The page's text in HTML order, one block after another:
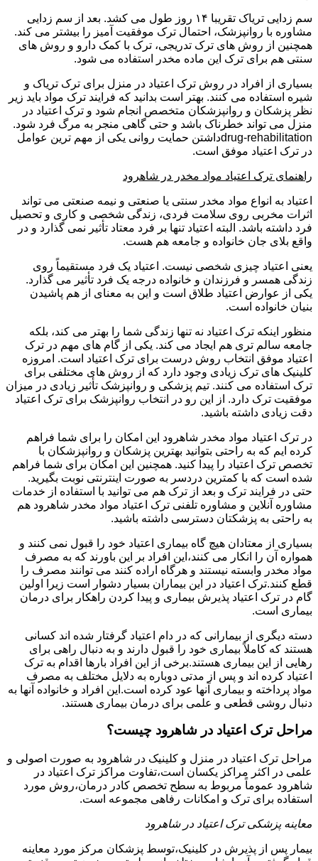
سم زدایی تریاک تقریبا ۱۴ روز طول می کشد. بعد از سم زدایی
مشاوره با روانپزشک، احتمال ترک موفقیت آمیز را بیشتر می کند.
همچنین از روش های ترک تدریجی، ترک با کمک دارو و روش های
سنتی هم برای ترک این ماده مخدر استفاده می شود.
بسیاری از افراد در روش ترک اعتیاد در منزل برای ترک تریاک و
شیره استفاده می کنند. بهتر است بدانید که فرایند ترک مواد باید زیر
نظر پزشکان و روانپزشکان متخصص انجام شود و ترک اعتیاد در
منزل می تواند خطرناک باشد و حتی گاهی منجر به مرگ فرد شود.
drug-rehabilitationداشتن حمایت روانی یکی از مهم ترین عوامل
در ترک اعتیاد موفق است.
راهنمای ترک اعتیاد مواد مخدر در شاهرود
اعتیاد به انواع مواد مخدر سنتی یا صنعتی و نیمه صنعتی می تواند
اثرات مخربی روی سلامت فردی، زندگی شخصی و کاری و تحصیل
فرد داشته باشد. البته اعتیاد تنها بر فرد معتاد تأثیر نمی گذارد و در
واقع بلای جان خانواده و جامعه هم هست.
یعنی اعتیاد چیزی شخصی نیست. اعتیاد یک فرد مستقیماً روی
زندگی همسر و فرزندان و خانواده درجه یک فرد تأثیر می گذارد.
یکی از عوارض اعتیاد طلاق است و این به معنای از هم پاشیدن
بنیان خانواده است.
منظور اینکه ترک اعتیاد نه تنها زندگی شما را بهتر می کند، بلکه
جامعه سالم تری هم ایجاد می کند. یکی از گام های مهم در ترک
اعتیاد موفق انتخاب روش درست برای ترک اعتیاد است. امروزه
کلینیک های ترک زیادی وجود دارد که از روش های مختلفی برای
ترک استفاده می کنند. تیم پزشکی و روانپزشک تأثیر زیادی در میزان
موفقیت ترک دارد. از این رو در انتخاب روانپزشک برای ترک اعتیاد
دقت زیادی داشته باشید.
در ترک اعتیاد مواد مخدر شاهرود این امکان را برای شما فراهم
کرده ایم که به راحتی بتوانید بهترین پزشکان و روانپزشکان با
تخصص ترک اعتیاد را پیدا کنید. همچنین این امکان برای شما فراهم
شده است که با کمترین دردسر به صورت اینترنتی نوبت بگیرید.
حتی در فرایند ترک و بعد از ترک هم می توانید با استفاده از خدمات
مشاوره آنلاین و مشاوره تلفنی ترک اعتیاد مواد مخدر شاهرود هم
به راحتی به پزشکتان دسترسی داشته باشید.
بسیاری از معتادان هیچ گاه بیماری اعتیاد خود را قبول نمی کنند و
همواره آن را انکار می کنند،این افراد بر این باورند که به مصرف
مواد مخدر وابسته نیستند و هرگاه اراده کنند می توانند مصرف را
قطع کنند.ترک اعتیاد در این بیماران بسیار دشوار است زیرا اولین
گام در ترک اعتیاد پذیرش بیماری و پیدا کردن راهکار برای درمان
بیماری است.
دسته دیگری از بیمارانی که در دام اعتیاد گرفتار شده اند کسانی
هستند که کاملاً بیماری خود را قبول دارند و به دنبال راهی برای
رهایی از این بیماری هستند.برخی از این افراد بارها اقدام به ترک
اعتیاد کرده اند و پس از مدتی دوباره به دلایل مختلف به مصرف
مواد پرداخته و بیماری آنها عود کرده است.این افراد و خانواده آنها به
دنبال روشی قطعی و علمی برای درمان بیماری هستند.
مراحل ترک اعتیاد در شاهرود چیست؟
مراحل ترک اعتیاد در منزل و کلینیک در شاهرود به صورت اصولی و
علمی در اکثر مراکز یکسان است،تفاوت مراکز ترک اعتیاد در
شاهرود عموماً مربوط به سطح تخصص کادر درمان،روش مورد
استفاده برای ترک و امکانات رفاهی مجموعه است.
معاینه پزشکی ترک اعتیاد در شاهرود
بیمار پس از پذیرش در کلینیک،توسط پزشکان مرکز مورد معاینه